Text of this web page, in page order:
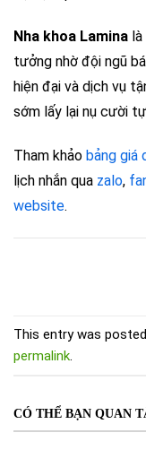
Nha khoa Lamina
tưởng nhờ đội ngũ
hiện đại và dịch vụ
sớm lấy lại nụ cười
Tham khảo bảng giá
lịch nhắn qua zalo,
website.
This entry was
permalink.
CÓ THỂ BẠN QUAN